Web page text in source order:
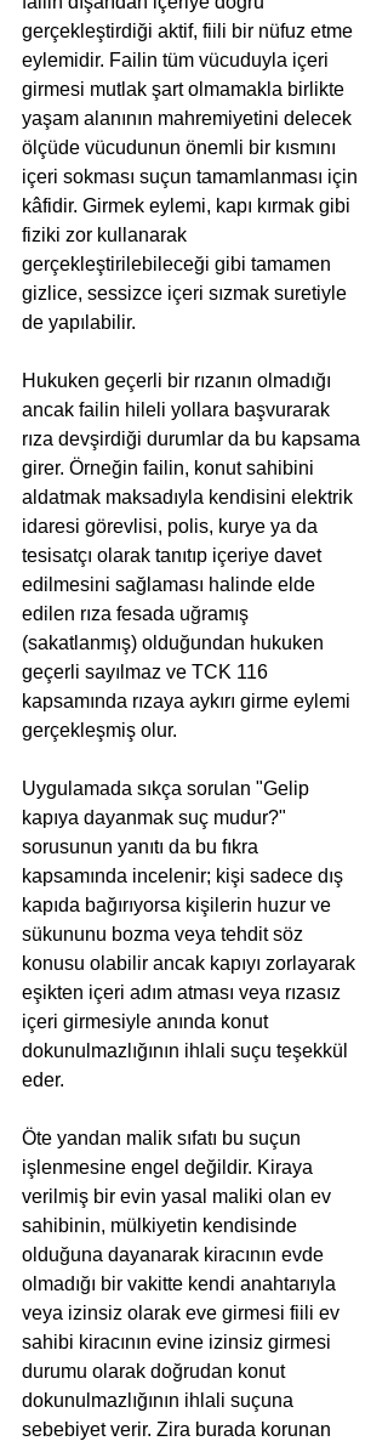
gerçekleştirdiği aktif, fiili bir nüfuz etme
eylemidir. Failin tüm vücuduyla içeri
girmesi mutlak şart olmamakla birlikte
yaşam alanının mahremiyetini delecek
ölçüde vücudunun önemli bir kısmını
içeri sokması suçun tamamlanması için
kâfidir. Girmek eylemi, kapı kırmak gibi
fiziki zor kullanarak
gerçekleştirilebileceği gibi tamamen
gizlice, sessizce içeri sızmak suretiyle
de yapılabilir.
Hukuken geçerli bir rızanın olmadığı
ancak failin hileli yollara başvurarak
rıza devşirdiği durumlar da bu kapsama
girer. Örneğin failin, konut sahibini
aldatmak maksadıyla kendisini elektrik
idaresi görevlisi, polis, kurye ya da
tesisatçı olarak tanıtıp içeriye davet
edilmesini sağlaması halinde elde
edilen rıza fesada uğramış
(sakatlanmış) olduğundan hukuken
geçerli sayılmaz ve TCK 116
kapsamında rızaya aykırı girme eylemi
gerçekleşmiş olur.
Uygulamada sıkça sorulan "Gelip
kapıya dayanmak suç mudur?"
sorusunun yanıtı da bu fıkra
kapsamında incelenir; kişi sadece dış
kapıda bağırıyorsa kişilerin huzur ve
sükununu bozma veya tehdit söz
konusu olabilir ancak kapıyı zorlayarak
eşikten içeri adım atması veya rızasız
içeri girmesiyle anında konut
dokunulmazlığının ihlali suçu teşekkül
eder.
Öte yandan malik sıfatı bu suçun
işlenmesine engel değildir. Kiraya
verilmiş bir evin yasal maliki olan ev
sahibinin, mülkiyetin kendisinde
olduğuna dayanarak kiracının evde
olmadığı bir vakitte kendi anahtarıyla
veya izinsiz olarak eve girmesi fiili ev
sahibi kiracının evine izinsiz girmesi
durumu olarak doğrudan konut
dokunulmazlığının ihlali suçuna
sebebiyet verir. Zira burada korunan